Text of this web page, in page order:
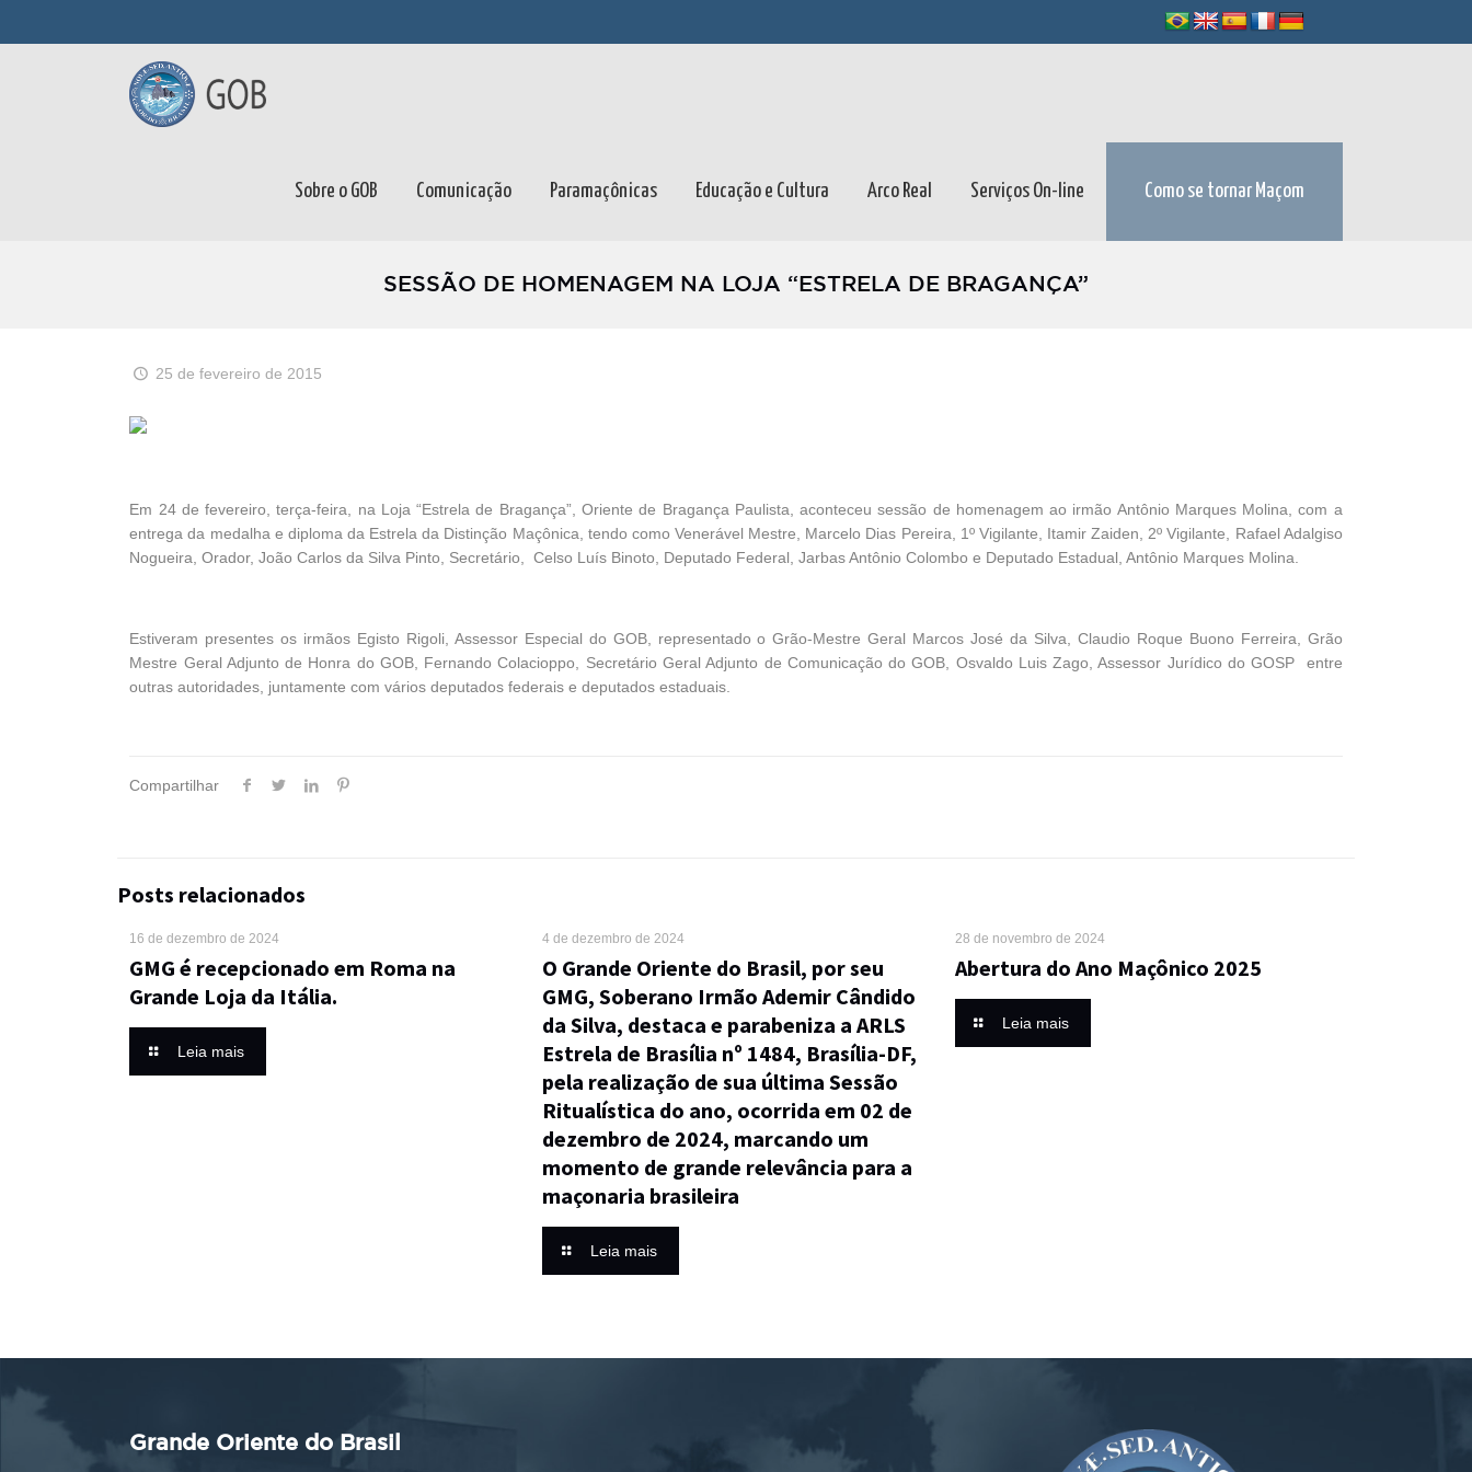
Sobre o GOB Comunicação Paramaçônicas Educação e Cultura Arco Real Serviços On-line Como se tornar Maçom
SESSÃO DE HOMENAGEM NA LOJA “ESTRELA DE BRAGANÇA”
25 de fevereiro de 2015
Em 24 de fevereiro, terça-feira, na Loja “Estrela de Bragança”, Oriente de Bragança Paulista, aconteceu sessão de homenagem ao irmão Antônio Marques Molina, com a
entrega da medalha e diploma da Estrela da Distinção Maçônica, tendo como Venerável Mestre, Marcelo Dias Pereira, 1º Vigilante, Itamir Zaiden, 2º Vigilante, Rafael Adalgiso
Nogueira, Orador, João Carlos da Silva Pinto, Secretário, Celso Luís Binoto, Deputado Federal, Jarbas Antônio Colombo e Deputado Estadual, Antônio Marques Molina.
Estiveram presentes os irmãos Egisto Rigoli, Assessor Especial do GOB, representado o Grão-Mestre Geral Marcos José da Silva, Claudio Roque Buono Ferreira, Grão
Mestre Geral Adjunto de Honra do GOB, Fernando Colacioppo, Secretário Geral Adjunto de Comunicação do GOB, Osvaldo Luis Zago, Assessor Jurídico do GOSP entre
outras autoridades, juntamente com vários deputados federais e deputados estaduais.
Compartilhar
Posts relacionados
16 de dezembro de 2024
GMG é recepcionado em Roma na
Grande Loja da Itália.
Leia mais
4 de dezembro de 2024
O Grande Oriente do Brasil, por seu
GMG, Soberano Irmão Ademir Cândido
da Silva, destaca e parabeniza a ARLS
Estrela de Brasília nº 1484, Brasília-DF,
pela realização de sua última Sessão
Ritualística do ano, ocorrida em 02 de
dezembro de 2024, marcando um
momento de grande relevância para a
maçonaria brasileira
Leia mais
28 de novembro de 2024
Abertura do Ano Maçônico 2025
Leia mais
Grande Oriente do Brasil